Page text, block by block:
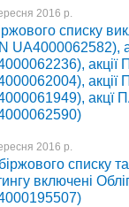
2016 р.
списку
2016 р.
списку
включені